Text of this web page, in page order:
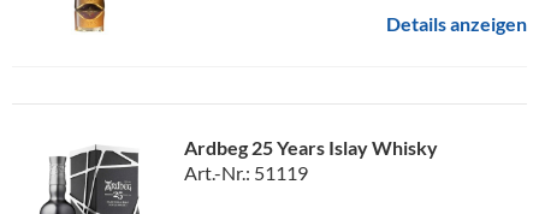
Details anzeigen
Ardbeg 25 Years Islay Whisky
Art.-Nr.: 51119